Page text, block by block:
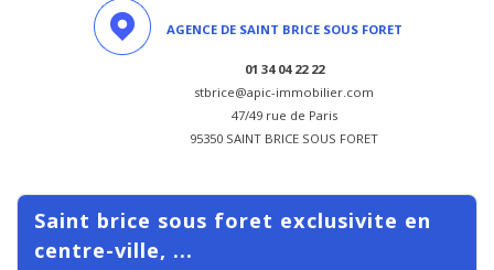
AGENCE DE SAINT BRICE SOUS FORET
01 34 04 22 22
stbrice@apic-immobilier.com
47/49 rue de Paris
95350 SAINT BRICE SOUS FORET
saint brice sous foret exclusivite en
centre-ville, ...